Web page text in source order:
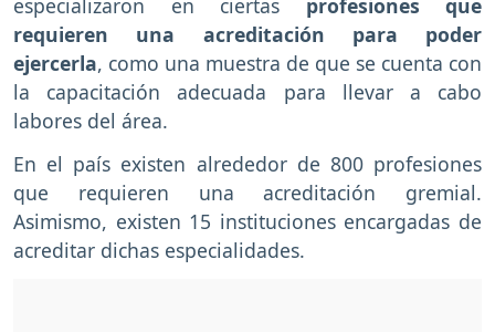
especializaron en ciertas profesiones que
requieren una acreditación para poder
ejercerla, como una muestra de que se cuenta con
la capacitación adecuada para llevar a cabo
labores del área.
En el país existen alrededor de 800 profesiones
que requieren una acreditación gremial.
Asimismo, existen 15 instituciones encargadas de
acreditar dichas especialidades.